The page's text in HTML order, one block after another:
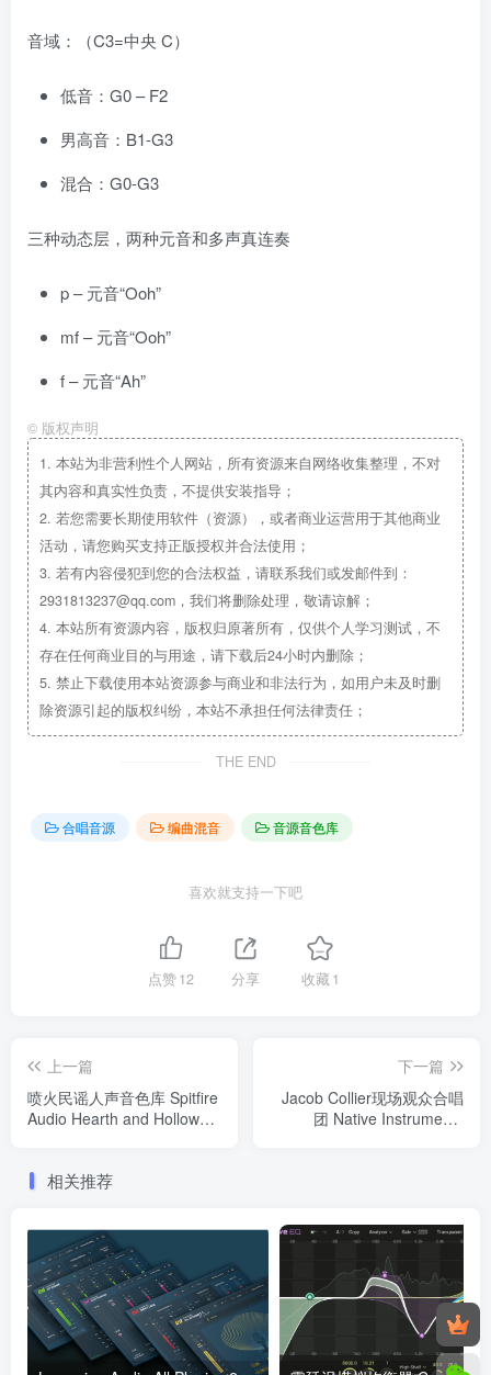
音域：（C3=中央 C）
低音：G0 – F2
男高音：B1-G3
混合：G0-G3
三种动态层，两种元音和多声真连奏
p – 元音“Ooh”
mf – 元音“Ooh”
f – 元音“Ah”
© 版权声明
1. 本站为非营利性个人网站，所有资源来自网络收集整理，不对
其内容和真实性负责，不提供安装指导；
2. 若您需要长期使用软件（资源），或者商业运营用于其他商业
活动，请您购买支持正版授权并合法使用；
3. 若有内容侵犯到您的合法权益，请联系我们或发邮件到：
2931813237@qq.com，我们将删除处理，敬请谅解；
4. 本站所有资源内容，版权归原著所有，仅供个人学习测试，不
存在任何商业目的与用途，请下载后24小时内删除；
5. 禁止下载使用本站资源参与商业和非法行为，如用户未及时删
除资源引起的版权纠纷，本站不承担任何法律责任；
THE END
合唱音源 编曲混音 音源音色库
喜欢就支持一下吧
点赞12 分享 收藏1
上一篇
喷火民谣人声音色库 Spitfire
Audio Hearth and Hollow
下一篇
Jacob Collier现场观众合唱
团 Native Instruments
相关推荐